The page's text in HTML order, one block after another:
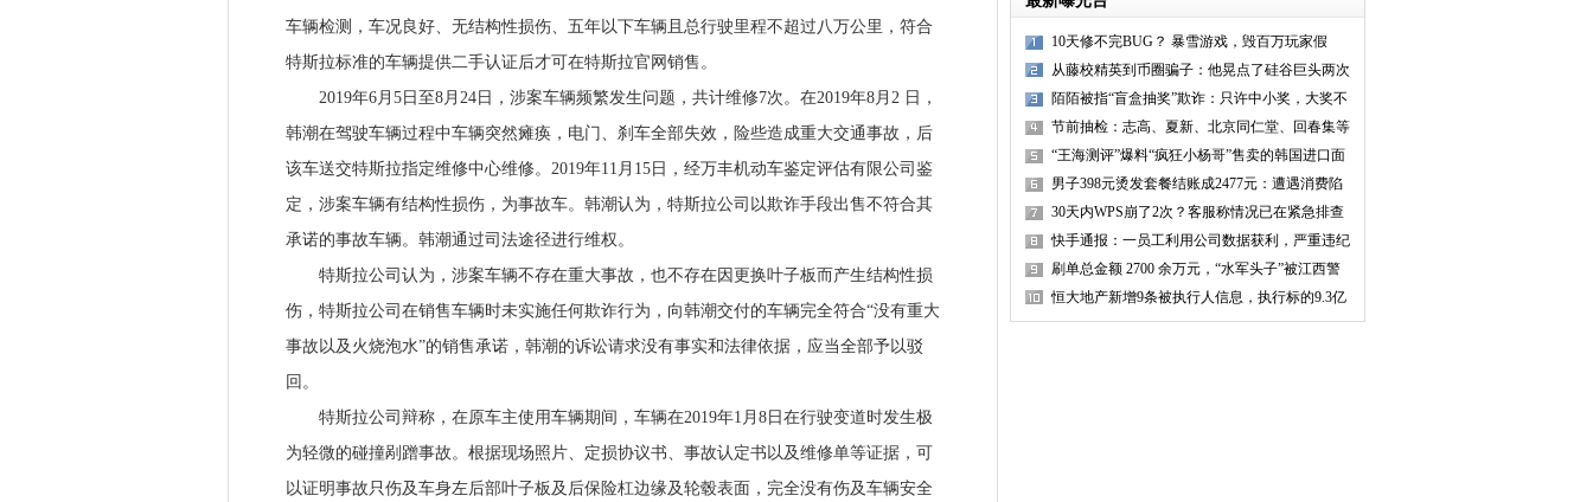
车辆检测，车况良好、无结构性损伤、五年以下车辆且总行驶里程不超过八万公里，符合
特斯拉标准的车辆提供二手认证后才可在特斯拉官网销售。
2019年6月5日至8月24日，涉案车辆频繁发生问题，共计维修7次。在2019年8月2 日，
韩潮在驾驶车辆过程中车辆突然瘫痪，电门、刹车全部失效，险些造成重大交通事故，后
该车送交特斯拉指定维修中心维修。2019年11月15日，经万丰机动车鉴定评估有限公司鉴
定，涉案车辆有结构性损伤，为事故车。韩潮认为，特斯拉公司以欺诈手段出售不符合其
承诺的事故车辆。韩潮通过司法途径进行维权。
特斯拉公司认为，涉案车辆不存在重大事故，也不存在因更换叶子板而产生结构性损
伤，特斯拉公司在销售车辆时未实施任何欺诈行为，向韩潮交付的车辆完全符合“没有重大
事故以及火烧泡水”的销售承诺，韩潮的诉讼请求没有事实和法律依据，应当全部予以驳
回。
特斯拉公司辩称，在原车主使用车辆期间，车辆在2019年1月8日在行驶变道时发生极
为轻微的碰撞剐蹭事故。根据现场照片、定损协议书、事故认定书以及维修单等证据，可
以证明事故只伤及车身左后部叶子板及后保险杠边缘及轮毂表面，完全没有伤及车辆安全
10天修不完BUG？ 暴雪游戏，毁百万玩家假
期！
从藤校精英到币圈骗子：他晃点了硅谷巨头两次
陌陌被指“盲盒抽奖”欺诈：只许中小奖，大奖不
兑
节前抽检：志高、夏新、北京同仁堂、回春集等
被点
“王海测评”爆料“疯狂小杨哥”售卖的韩国进口面
男子398元烫发套餐结账成2477元：遭遇消费陷
阱
30天内WPS崩了2次？客服称情况已在紧急排查
中
快手通报：一员工利用公司数据获利，严重违纪
解除
刷单总金额 2700 余万元，“水军头子”被江西警
恒大地产新增9条被执行人信息，执行标的9.3亿
元